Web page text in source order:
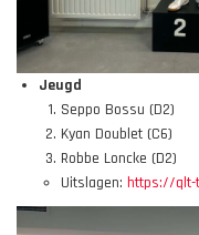
Jeugd
Seppo Bossu (D2)
Kyan Doublet (C6)
Robbe Loncke (D2)
Uitslagen: https://qlt-